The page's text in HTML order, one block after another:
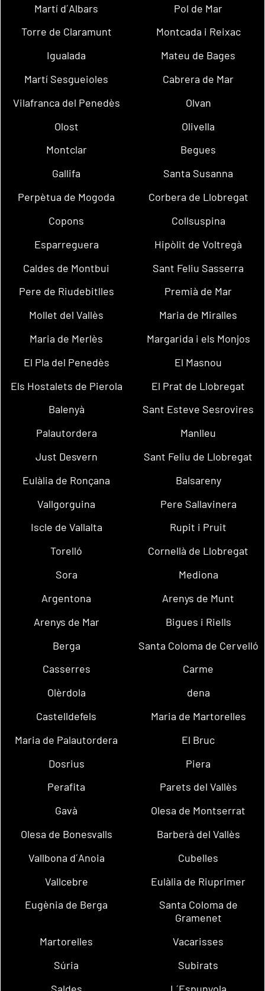
Martí d´Albars
Pol de Mar
Torre de Claramunt
Montcada i Reixac
Igualada
Mateu de Bages
Martí Sesgueioles
Cabrera de Mar
Vilafranca del Penedès
Olvan
Olost
Olivella
Montclar
Begues
Gallifa
Santa Susanna
Perpètua de Mogoda
Corbera de Llobregat
Copons
Collsuspina
Esparreguera
Hipòlit de Voltregà
Caldes de Montbui
Sant Feliu Sasserra
Pere de Riudebitlles
Premià de Mar
Mollet del Vallès
Maria de Miralles
Maria de Merlès
Margarida i els Monjos
El Pla del Penedès
El Masnou
Els Hostalets de Pierola
El Prat de Llobregat
Balenyà
Sant Esteve Sesrovires
Palautordera
Manlleu
Just Desvern
Sant Feliu de Llobregat
Eulàlia de Ronçana
Balsareny
Vallgorguina
Pere Sallavinera
Iscle de Vallalta
Rupit i Pruit
Torelló
Cornellà de Llobregat
Sora
Mediona
Argentona
Arenys de Munt
Arenys de Mar
Bigues i Riells
Berga
Santa Coloma de Cervelló
Casserres
Carme
Olèrdola
dena
Castelldefels
Maria de Martorelles
Maria de Palautordera
El Bruc
Dosrius
Piera
Perafita
Parets del Vallès
Gavà
Olesa de Montserrat
Olesa de Bonesvalls
Barberà del Vallès
Vallbona d´Anoia
Cubelles
Vallcebre
Eulàlia de Riuprimer
Eugènia de Berga
Santa Coloma de
Gramenet
Martorelles
Vacarisses
Súria
Subirats